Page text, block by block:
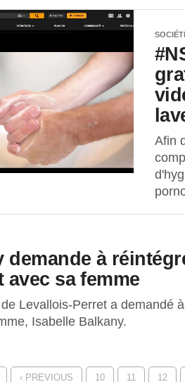
Afin
demande à
sa femme
de Levallois-Perret a
Isabelle Balkany.
‹ PREVIOUS 10 11 12